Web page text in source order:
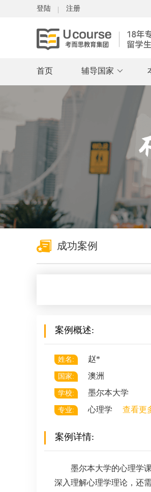
登陆 注册
首页 辅导国家
成功案例
案例概述:
姓名: 赵*
国家: 澳洲
学校: 墨尔本大学
专业: 心理学 查看更
案例详情:
墨尔本大学的心理学
深入理解心理学理论，还
江农林大学风景园林学士